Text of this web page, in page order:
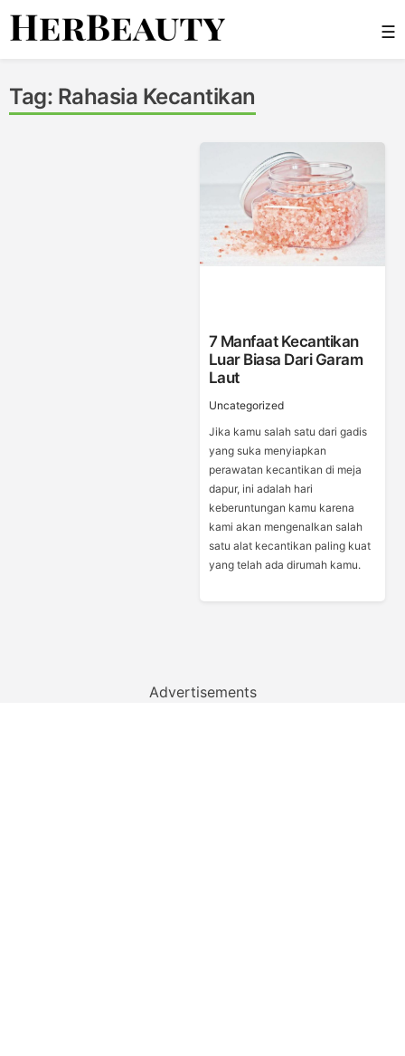
Skip
☰
Tag: Rahasia Kecantikan
7 Manfaat Kecantikan
Luar Biasa Dari Garam
Laut
Uncategorized
Jika kamu salah satu dari gadis
yang suka menyiapkan
perawatan kecantikan di meja
dapur, ini adalah hari
keberuntungan kamu karena
kami akan mengenalkan salah
satu alat kecantikan paling kuat
yang telah ada dirumah kamu.
Advertisements